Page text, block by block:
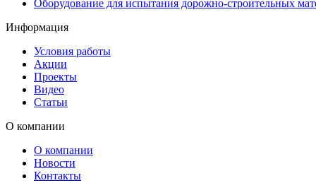
Оборудование для испытания дорожно-строительных
Информация
Условия работы
Акции
Проекты
Видео
Статьи
О компании
О компании
Новости
Контакты